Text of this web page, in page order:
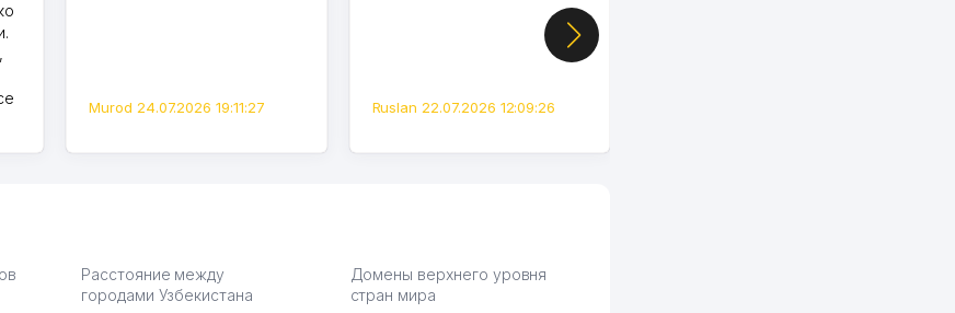
Murod 24.07.2026 19:11:27 Ruslan 22.07.2026 12:09:26
Расстояние между
городами Узбекистана
Домены верхнего уровня
стран мира